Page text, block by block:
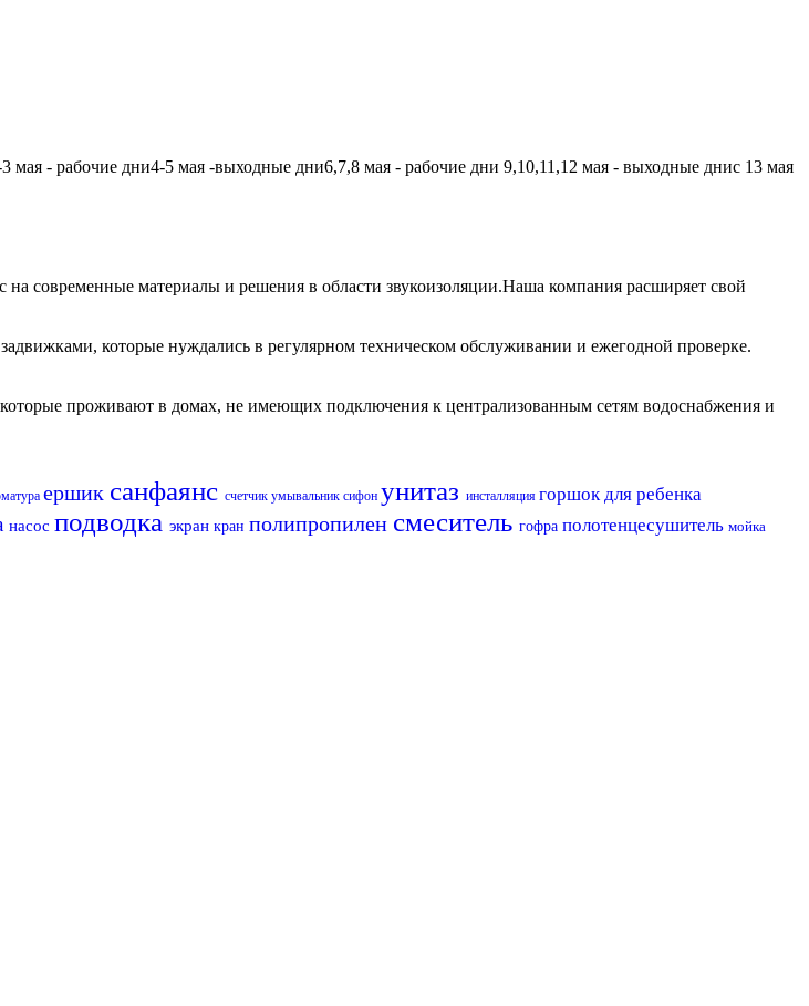
- рабочие дни4-5 мая -выходные дни6,7,8 мая - рабочие дни 9,10,11,12 мая - выходные днис 13 мая
современные материалы и решения в области звукоизоляции.Наша компания расширяет свой
которые нуждались в регулярном техническом обслуживании и ежегодной проверке.
проживают в домах, не имеющих подключения к централизованным сетям водоснабжения и
ершик санфаянс счетчик умывальник сифон унитаз инсталляция горшок для ребенка
насос подводка экран кран полипропилен смеситель гофра полотенцесушитель мойка